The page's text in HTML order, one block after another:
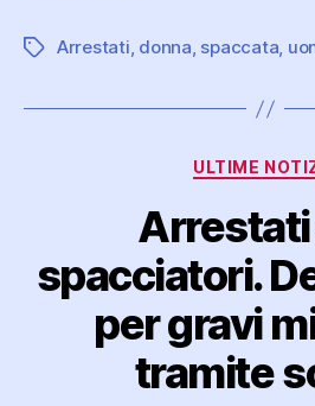
Tag Arrestati, donna, spaccata,
ULTIME
spacciatori.
per gravi
tramite